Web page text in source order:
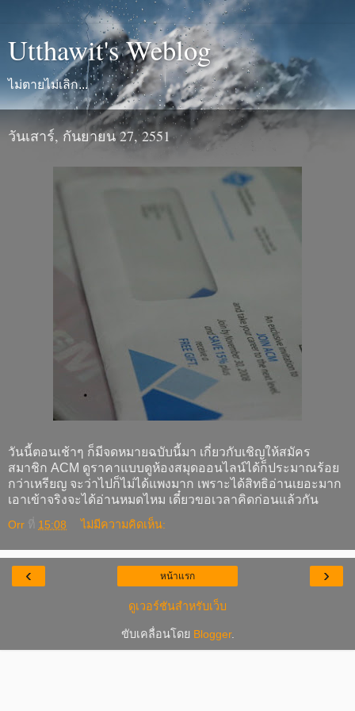
Utthawit's Weblog
ไม่ตายไม่เลิก...
วันเสาร์, กันยายน 27, 2551
วันนี้ตอนเช้าๆ ก็มีจดหมายฉบับนี้มา เกี่ยวกับเชิญให้สมัคร
สมาชิก ACM ดูราคาแบบดูห้องสมุดออนไลน์ได้ก็ประมาณร้อย
กว่าเหรียญ จะว่าไปก็ไม่ได้แพงมาก เพราะได้สิทธิอ่านเยอะมาก
เอาเข้าจริงจะได้อ่านหมดไหม เดี๋ยวขอเวลาคิดก่อนแล้วกัน
Orr ที่ 15:08 ไม่มีความคิดเห็น:
‹ ›
หน้าแรก
ดูเวอร์ชันสำหรับเว็บ
ขับเคลื่อนโดย Blogger.